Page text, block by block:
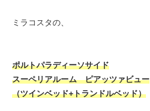
ミラコスタの、
ポルトパラディーソサイド
スーペリアルーム ピアッツァビュー
（ツインベッド+トランドルベッド）